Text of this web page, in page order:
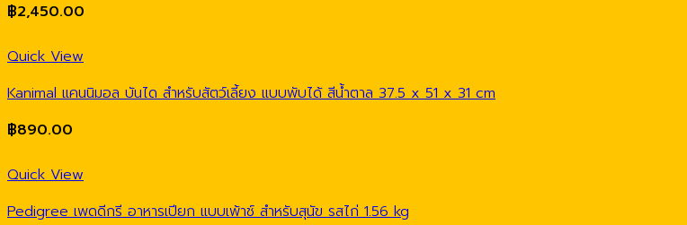
฿2,450.00
Quick View
Kanimal แคนนิมอล บันได สำหรับสัตว์เลี้ยง แบบพับได้ สีน้ำตาล 37.5 x 51 x 31 cm
฿890.00
Quick View
Pedigree เพดดีกรี อาหารเปียก แบบเพ้าช์ สำหรับสุนัข รสไก่ 1.56 kg